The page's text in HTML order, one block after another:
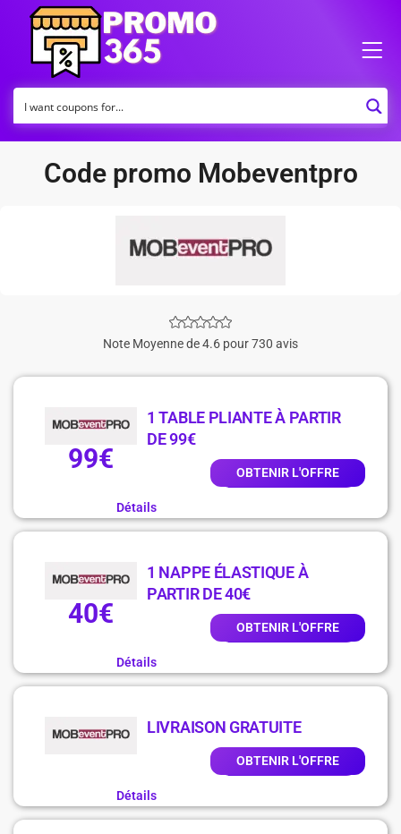
Code promo Mobeventpro
Note Moyenne de 4.6 pour 730 avis
99€
1 TABLE PLIANTE À PARTIR
DE 99€
OBTENIR L'OFFRE
Détails
40€
1 NAPPE ÉLASTIQUE À
PARTIR DE 40€
OBTENIR L'OFFRE
Détails
LIVRAISON GRATUITE
OBTENIR L'OFFRE
Détails